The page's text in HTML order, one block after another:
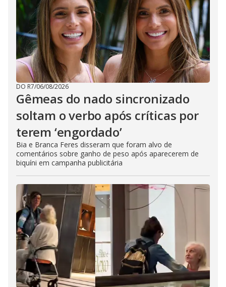
DO R7/06/08/2026
Gêmeas do nado sincronizado
soltam o verbo após críticas por
terem ‘engordado’
Bia e Branca Feres disseram que foram alvo de
comentários sobre ganho de peso após aparecerem de
biquíni em campanha publicitária